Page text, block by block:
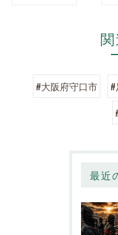
#大阪府守口市
最近